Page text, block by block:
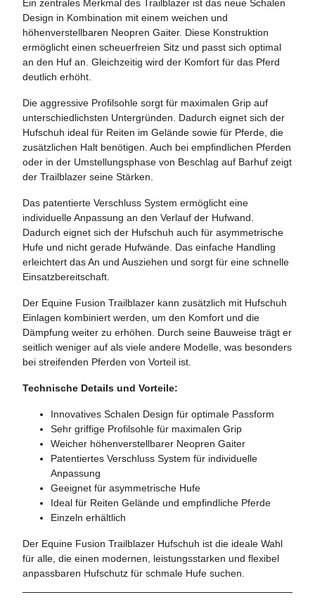
Ein zentrales Merkmal des Trailblazer ist das neue Schalen
Design in Kombination mit einem weichen und
höhenverstellbaren Neopren Gaiter. Diese Konstruktion
ermöglicht einen scheuerfreien Sitz und passt sich optimal
an den Huf an. Gleichzeitig wird der Komfort für das Pferd
deutlich erhöht.
Die aggressive Profilsohle sorgt für maximalen Grip auf
unterschiedlichsten Untergründen. Dadurch eignet sich der
Hufschuh ideal für Reiten im Gelände sowie für Pferde, die
zusätzlichen Halt benötigen. Auch bei empfindlichen Pferden
oder in der Umstellungsphase von Beschlag auf Barhuf zeigt
der Trailblazer seine Stärken.
Das patentierte Verschluss System ermöglicht eine
individuelle Anpassung an den Verlauf der Hufwand.
Dadurch eignet sich der Hufschuh auch für asymmetrische
Hufe und nicht gerade Hufwände. Das einfache Handling
erleichtert das An und Ausziehen und sorgt für eine schnelle
Einsatzbereitschaft.
Der Equine Fusion Trailblazer kann zusätzlich mit Hufschuh
Einlagen kombiniert werden, um den Komfort und die
Dämpfung weiter zu erhöhen. Durch seine Bauweise trägt er
seitlich weniger auf als viele andere Modelle, was besonders
bei streifenden Pferden von Vorteil ist.
Technische Details und Vorteile:
Innovatives Schalen Design für optimale Passform
Sehr griffige Profilsohle für maximalen Grip
Weicher höhenverstellbarer Neopren Gaiter
Patentiertes Verschluss System für individuelle
Anpassung
Geeignet für asymmetrische Hufe
Ideal für Reiten Gelände und empfindliche Pferde
Einzeln erhältlich
Der Equine Fusion Trailblazer Hufschuh ist die ideale Wahl
für alle, die einen modernen, leistungsstarken und flexibel
anpassbaren Hufschutz für schmale Hufe suchen.